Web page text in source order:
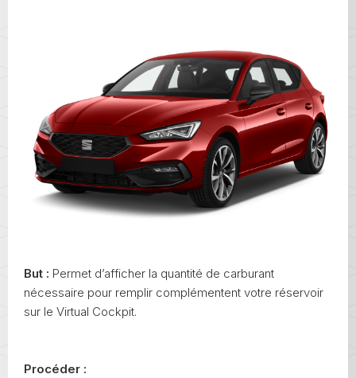
But : Permet d’afficher la quantité de carburant
nécessaire pour remplir complémentent votre réservoir
sur le Virtual Cockpit.
Procéder :